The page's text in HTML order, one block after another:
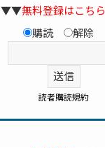
▼▼無料登録はこちら
購読
解除
読者購読規約